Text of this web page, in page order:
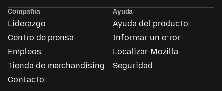
Compañía
Liderazgo
Centro de prensa
Empleos
Tienda de merchandising
Contacto
Ayuda
Ayuda del producto
Informar un error
Localizar Mozilla
Seguridad